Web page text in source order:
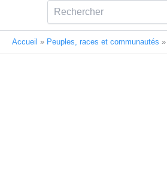
Accueil » Peuples, races et communautés »